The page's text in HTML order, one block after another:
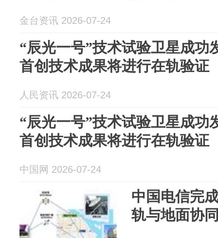
金台资讯 2026-07-24
“辰光一号”技术试验卫星成功
首创技术成果将进行在轨验证
人民资讯 2026-07-24
“辰光一号”技术试验卫星成功
首创技术成果将进行在轨验证
中国网 2026-07-24
中国电信完
轨与地面协